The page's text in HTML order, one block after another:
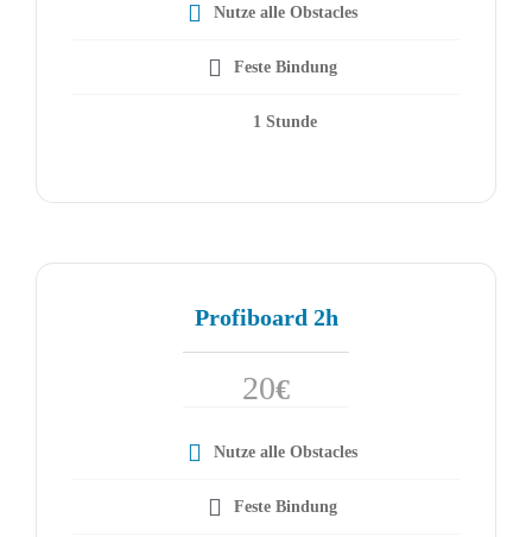
Nutze alle Obstacles
Feste Bindung
1 Stunde
Profiboard 2h
20€
Nutze alle Obstacles
Feste Bindung